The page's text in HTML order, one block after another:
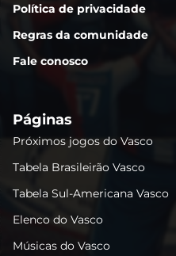
Política de privacidade
Regras da comunidade
Fale conosco
Páginas
Próximos jogos do Vasco
Tabela Brasileirão Vasco
Tabela Sul-Americana Vasco
Elenco do Vasco
Músicas do Vasco